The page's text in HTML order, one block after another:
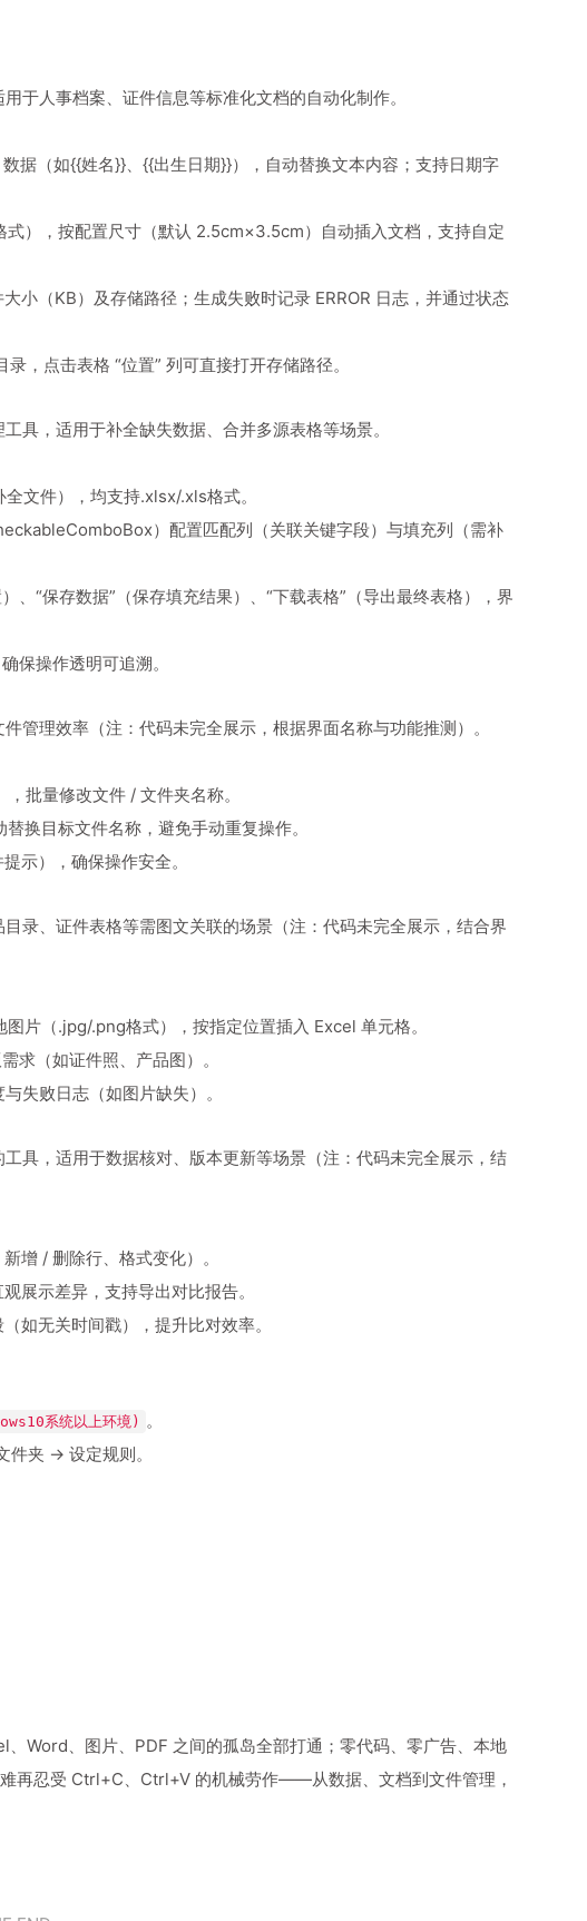
于人事档案、证件信息等标准化文档的自动化制作。
据（如{{姓名}}、{{出生日期}}），自动替换文本内容；支持日期字
），按配置尺寸（默认 2.5cm×3.5cm）自动插入文档，支持自定
小（KB）及存储路径；生成失败时记录 ERROR 日志，并通过状态
，点击表格 “位置” 列可直接打开存储路径。
具，适用于补全缺失数据、合并多源表格等场景。
文件），均支持.xlsx/.xls格式。
）配置匹配列（关联关键字段）与填充列（需补
、“保存数据”（保存填充结果）、“下载表格”（导出最终表格），界
保操作透明可追溯。
管理效率（注：代码未完全展示，根据界面名称与功能推测）。
批量修改文件 / 文件夹名称。
换目标文件名称，避免手动重复操作。
示），确保操作安全。
录、证件表格等需图文关联的场景（注：代码未完全展示，结合界
片（.jpg/.png格式），按指定位置插入 Excel 单元格。
求（如证件照、产品图）。
失败日志（如图片缺失）。
具，适用于数据核对、版本更新等场景（注：代码未完全展示，结
增 / 删除行、格式变化）。
展示差异，支持导出对比报告。
如无关时间戳），提升比对效率。
系统以上环境) 。
夹 → 设定规则。
Word、图片、PDF 之间的孤岛全部打通；零代码、零广告、本地
再忍受 Ctrl+C、Ctrl+V 的机械劳作——从数据、文档到文件管理，